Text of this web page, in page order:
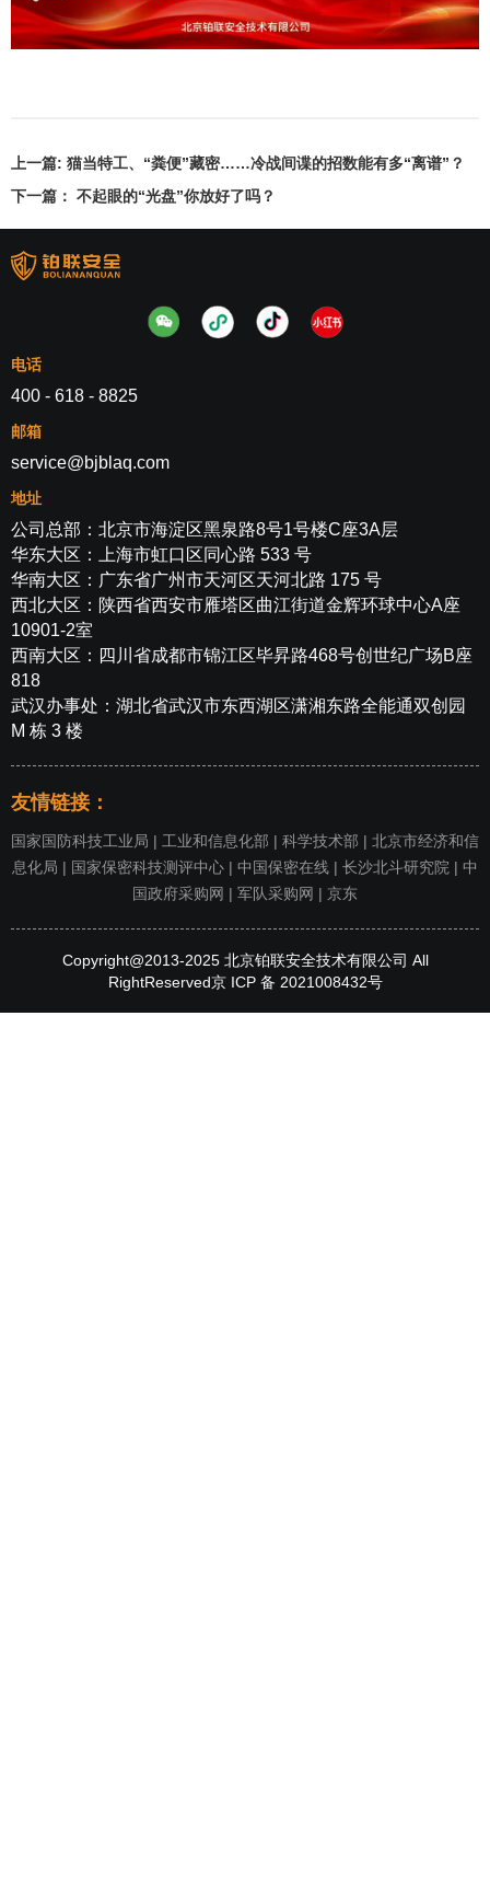
上一篇: 猫当特工、“粪便”藏密……冷战间谍的招数能有多“离谱”？
下一篇： 不起眼的“光盘”你放好了吗？
电话
400 - 618 - 8825
邮箱
service@bjblaq.com
地址
公司总部：北京市海淀区黑泉路8号1号楼C座3A层
华东大区：上海市虹口区同心路 533 号
华南大区：广东省广州市天河区天河北路 175 号
西北大区：陕西省西安市雁塔区曲江街道金辉环球中心A座
10901-2室
西南大区：四川省成都市锦江区毕昇路468号创世纪广场B座
818
武汉办事处：湖北省武汉市东西湖区潇湘东路全能通双创园
M 栋 3 楼
友情链接：
国家国防科技工业局 | 工业和信息化部 | 科学技术部 | 北京市经济和信
息化局 | 国家保密科技测评中心 | 中国保密在线 | 长沙北斗研究院 | 中
国政府采购网 | 军队采购网 | 京东
Copyright@2013-2025 北京铂联安全技术有限公司 All
RightReserved京 ICP 备 2021008432号